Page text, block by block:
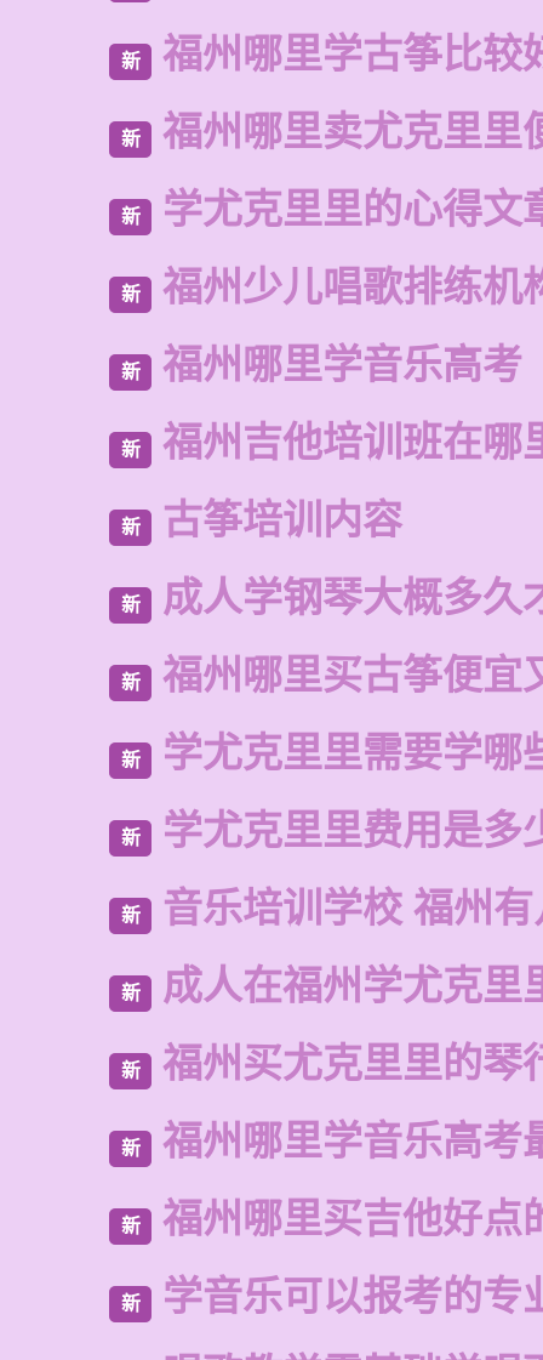
新 福州哪里学古筝比较
新 福州哪里卖尤克里里
新 学尤克里里的心得文
新 福州少儿唱歌排练机
新 福州哪里学音乐高考
新 福州吉他培训班在哪
新 古筝培训内容
新 成人学钢琴大概多久
新 福州哪里买古筝便宜
新 学尤克里里需要学哪
新 学尤克里里费用是多
新 音乐培训学校 福州
新 成人在福州学尤克里
新 福州买尤克里里的琴
新 福州哪里学音乐高考
新 福州哪里买吉他好点
新
学音乐可以报考的专